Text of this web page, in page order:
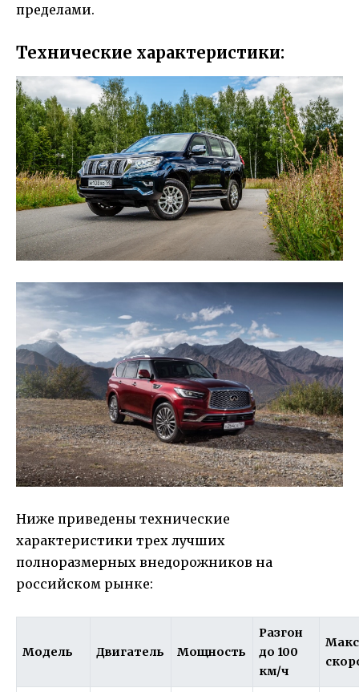
пределами.
Технические характеристики:
Ниже приведены технические
характеристики трех лучших
полноразмерных внедорожников на
российском рынке:
Модель Двигатель Мощность
Разгон
до 100
км/ч